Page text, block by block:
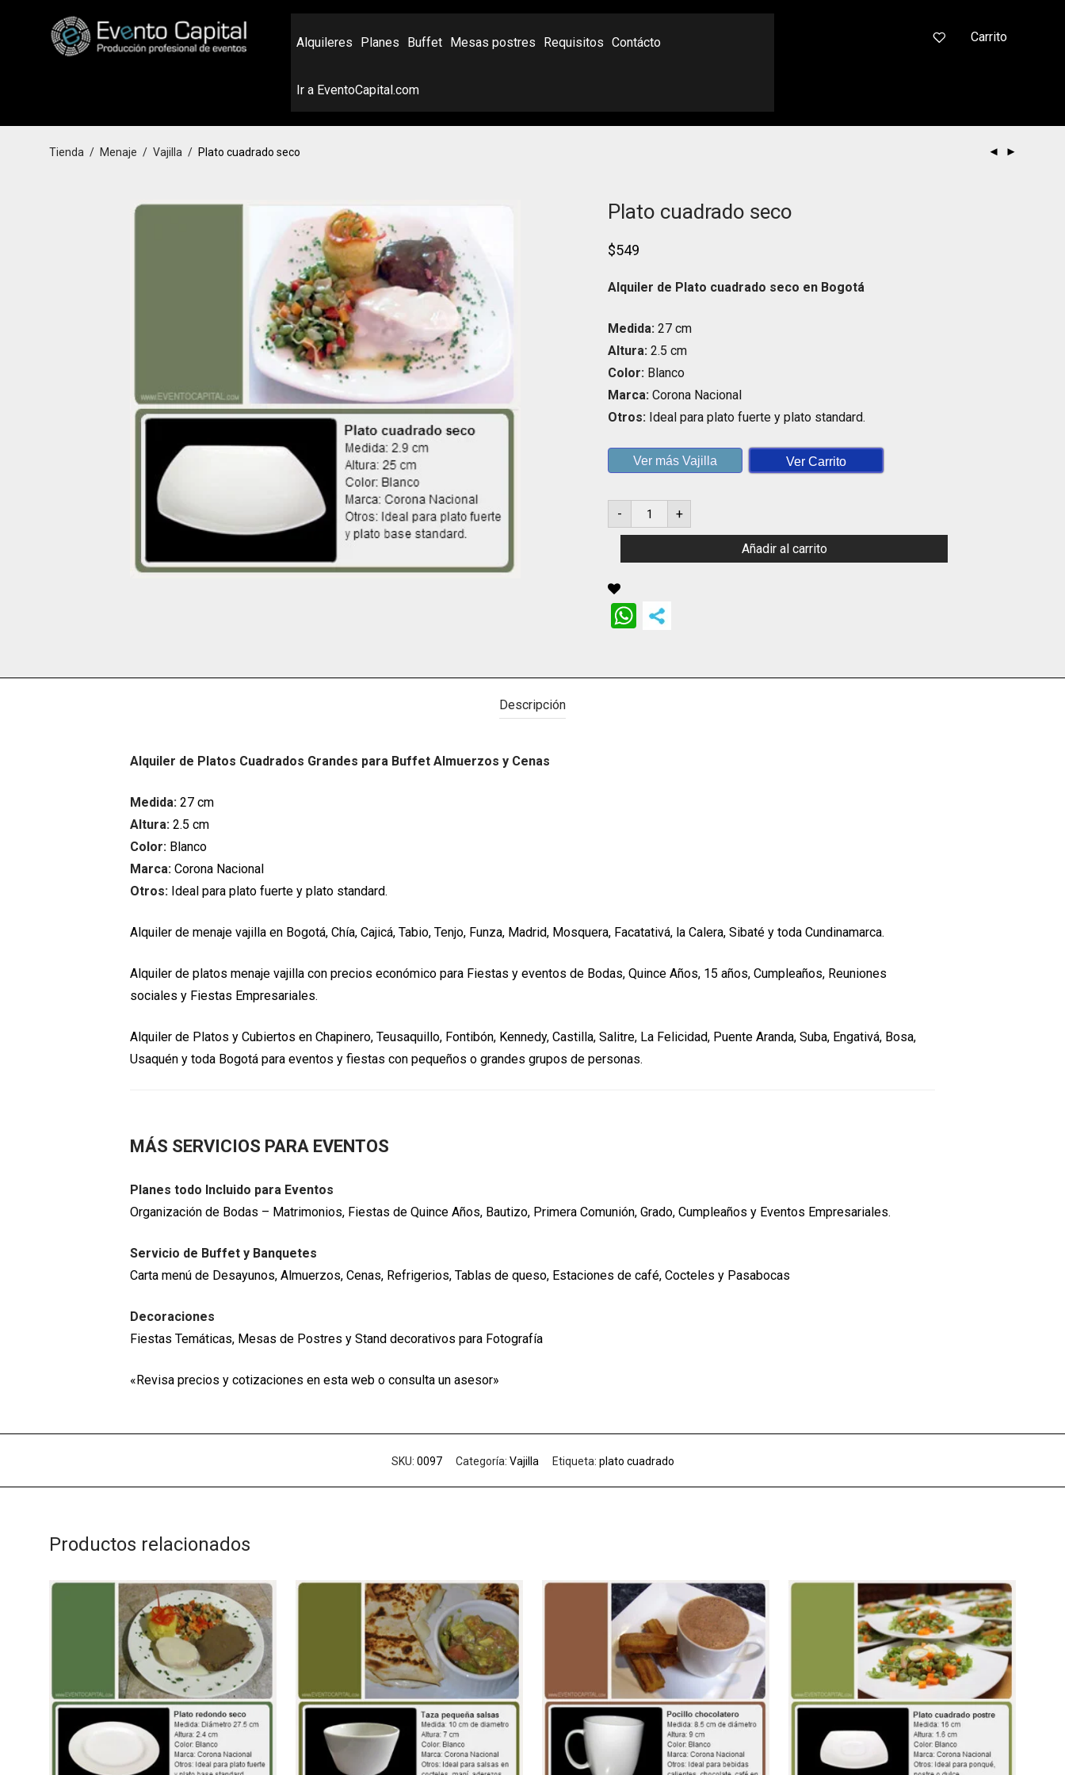
Alquileres Planes Buffet Mesas postres Requisitos Contácto
Ir a EventoCapital.com
Carrito
Tienda / Menaje / Vajilla / Plato cuadrado seco
Plato cuadrado seco
$549
Alquiler de Plato cuadrado seco en Bogotá
Medida: 27 cm
Altura: 2.5 cm
Color: Blanco
Marca: Corona Nacional
Otros: Ideal para plato fuerte y plato standard.
Ver más Vajilla Ver Carrito
-
Plato
cuadrado
seco
cantidad
+
Añadir al carrito
WhatsApp
Descripción
Alquiler de Platos Cuadrados Grandes para Buffet Almuerzos y Cenas
Medida: 27 cm
Altura: 2.5 cm
Color: Blanco
Marca: Corona Nacional
Otros: Ideal para plato fuerte y plato standard.
Alquiler de menaje vajilla en Bogotá, Chía, Cajicá, Tabio, Tenjo, Funza, Madrid, Mosquera, Facatativá, la Calera, Sibaté y toda Cundinamarca.
Alquiler de platos menaje vajilla con precios económico para Fiestas y eventos de Bodas, Quince Años, 15 años, Cumpleaños, Reuniones
sociales y Fiestas Empresariales.
Alquiler de Platos y Cubiertos en Chapinero, Teusaquillo, Fontibón, Kennedy, Castilla, Salitre, La Felicidad, Puente Aranda, Suba, Engativá, Bosa,
Usaquén y toda Bogotá para eventos y fiestas con pequeños o grandes grupos de personas.
MÁS SERVICIOS PARA EVENTOS
Planes todo Incluido para Eventos
Organización de Bodas – Matrimonios, Fiestas de Quince Años, Bautizo, Primera Comunión, Grado, Cumpleaños y Eventos Empresariales.
Servicio de Buffet y Banquetes
Carta menú de Desayunos, Almuerzos, Cenas, Refrigerios, Tablas de queso, Estaciones de café, Cocteles y Pasabocas
Decoraciones
Fiestas Temáticas, Mesas de Postres y Stand decorativos para Fotografía
«Revisa precios y cotizaciones en esta web o consulta un asesor»
SKU: 0097 Categoría: Vajilla Etiqueta: plato cuadrado
Productos relacionados